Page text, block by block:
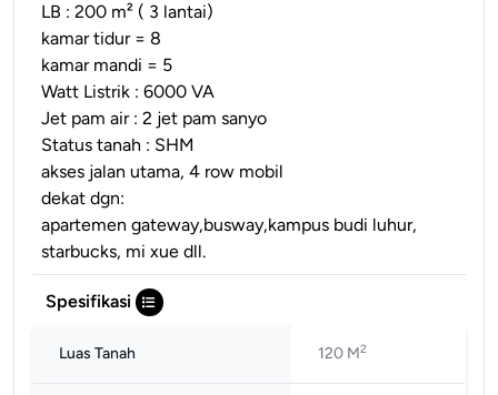
LB : 200 m² ( 3 lantai)
kamar tidur = 8
kamar mandi = 5
Watt Listrik : 6000 VA
Jet pam air : 2 jet pam sanyo
Status tanah : SHM
akses jalan utama, 4 row mobil
dekat dgn:
apartemen gateway,busway,kampus budi luhur,
starbucks, mi xue dll.
Spesifikasi
Luas Tanah 120 M2